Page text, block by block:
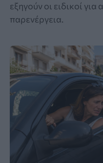
εξηγούν οι ειδικοί για
παρενέργεια.